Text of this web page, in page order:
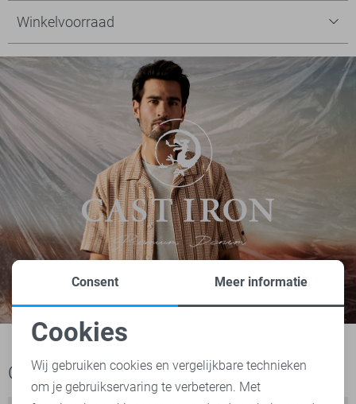
Winkelvoorraad
Ook het bekijken waard
Noodzakelijke cookies
Personalisatie cookies
Consent Meer informatie
Cookies
Wij gebruiken cookies en vergelijkbare technieken
om je gebruikservaring te verbeteren. Met